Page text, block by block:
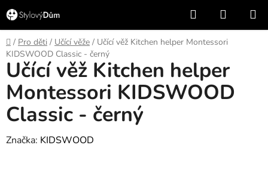
Přejít
na
obsah
Hledat
KOŠÍK
Domů
/ Pro děti / Učící věže / Učící věž Kitchen helper Montessori
KIDSWOOD Classic - černý
Učící věž Kitchen helper
Montessori KIDSWOOD
Classic - černý
Značka: KIDSWOOD